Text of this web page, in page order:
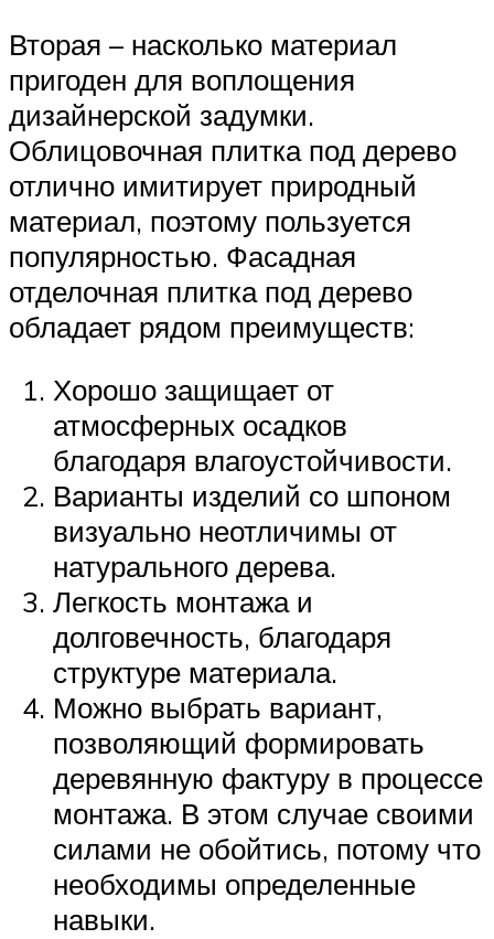
Вторая – насколько материал
пригоден для воплощения
дизайнерской задумки.
Облицовочная плитка под дерево
отлично имитирует природный
материал, поэтому пользуется
популярностью. Фасадная
отделочная плитка под дерево
обладает рядом преимуществ:
Хорошо защищает от
атмосферных осадков
благодаря влагоустойчивости.
Варианты изделий со шпоном
визуально неотличимы от
натурального дерева.
Легкость монтажа и
долговечность, благодаря
структуре материала.
Можно выбрать вариант,
позволяющий формировать
деревянную фактуру в процессе
монтажа. В этом случае своими
силами не обойтись, потому что
необходимы определенные
навыки.